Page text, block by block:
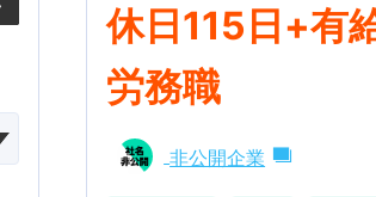
休日115日+有
労務職
非公開企業